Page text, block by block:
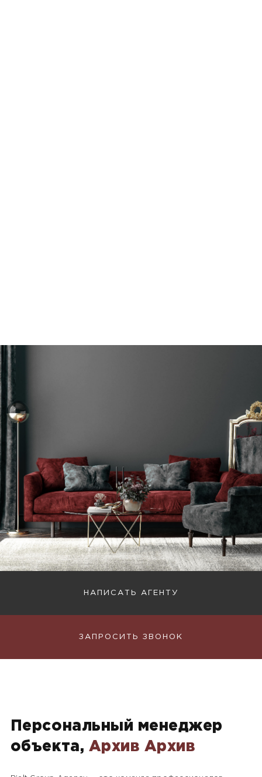
НАПИСАТЬ АГЕНТУ
ЗАПРОСИТЬ ЗВОНОК
Персональный менеджер
объекта, Архив Архив